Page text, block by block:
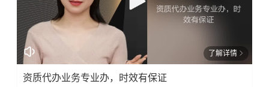
了解详情
资质代办业务专业办，时效有保证